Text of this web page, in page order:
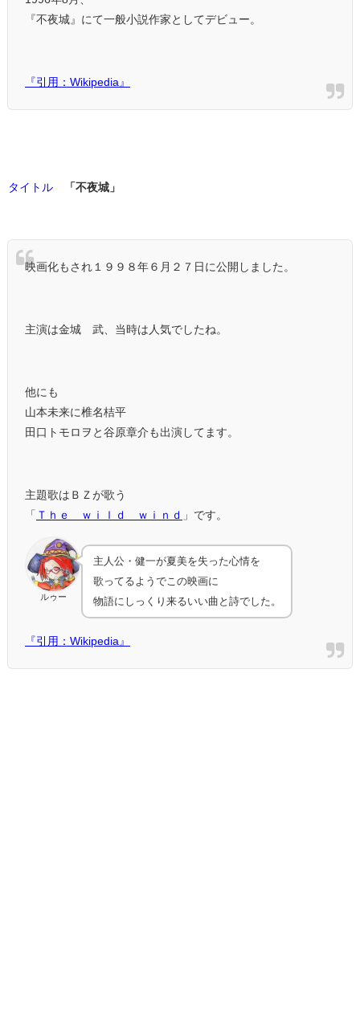
『不夜城』にて一般小説作家としてデビュー。
『引用：Wikipedia』
タイトル 「不夜城」
映画化もされ１９９８年６月２７日に公開しました。
主演は金城 武、当時は人気でしたね。
他にも
山本未来に椎名桔平
田口トモロヲと谷原章介も出演してます。
主題歌はＢＺが歌う
「 Ｔｈｅ ｗｉｌｄ ｗｉｎｄ 」です。
ルゥー
主人公・健一が夏美を失った心情を
歌ってるようでこの映画に
物語にしっくり来るいい曲と詩でした。
『引用：Wikipedia』